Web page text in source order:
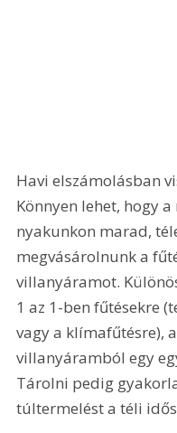
Havi elszámolásban
Könnyen lehet, hogy
nyakunkon marad,
megvásárolnunk a
villanyáramot.
1 az 1-ben fűtésekre
vagy a klímafűtésre),
villanyáramból egy
Tárolni pedig
túltermelést a téli